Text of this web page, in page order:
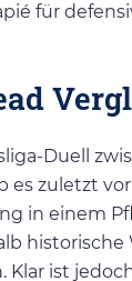
für
Duell
es zuletzt
in einem
Klar ist